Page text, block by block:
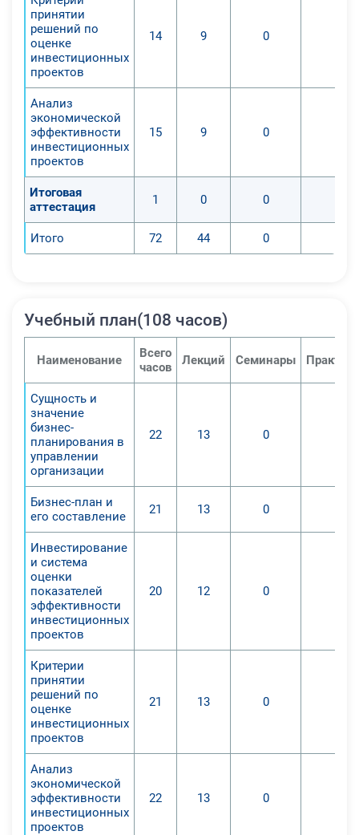
принятии
решений по
оценке
инвестиционных
проектов
14 9 0
Анализ
экономической
эффективности
инвестиционных
проектов
15 9 0
Итоговая
аттестация
1 0 0
Итого 72 44 0
Учебный план(108 часов)
Наименование
Всего
часов
Лекций Семинары
Сущность и
значение
бизнес-
планирования в
управлении
организации
22 13 0
Бизнес-план и
его составление
21 13 0
Инвестирование
и система
оценки
показателей
эффективности
инвестиционных
проектов
20 12 0
Критерии
принятии
решений по
оценке
инвестиционных
проектов
21 13 0
Анализ
экономической
эффективности
инвестиционных
проектов
22 13 0